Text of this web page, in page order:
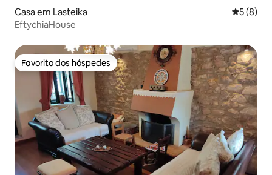
Casa em Lasteika
5 (8)
EftychiaHouse
Favorito dos hóspedes
Favorito dos hóspedes